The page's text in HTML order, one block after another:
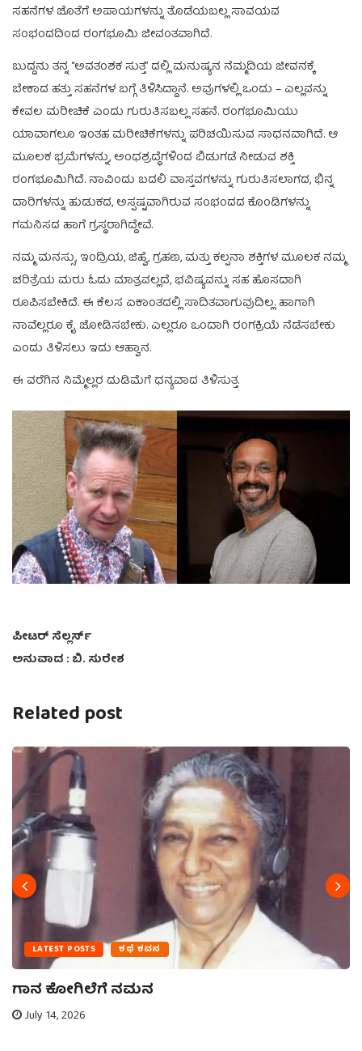
ಸಹನೆಗಳ ಜೊತೆಗೆ ಅಪಾಯಗಳನ್ನು ತೊಡೆಯಬಲ್ಲ ಸಾವಯವ
ಸಂಭಂದದಿಂದ ರಂಗಭೂಮಿ ಜೀವಂತವಾಗಿದೆ.
ಬುದ್ದನು ತನ್ನ “ಅವತಂಶಕ ಸುತ್ತ” ದಲ್ಲಿ ಮನುಷ್ಯನ ನೆಮ್ಮದಿಯ ಜೀವನಕ್ಕೆ
ಬೇಕಾದ ಹತ್ತು ಸಹನೆಗಳ ಬಗ್ಗೆ ತಿಳಿಸಿದ್ದಾನೆ. ಅವುಗಳಲ್ಲಿ ಒಂದು – ಎಲ್ಲವನ್ನು
ಕೇವಲ ಮರೀಚಿಕೆ ಎಂದು ಗುರುತಿಸಬಲ್ಲ ಸಹನೆ. ರಂಗಭೂಮಿಯು
ಯಾವಾಗಲೂ ಇಂತಹ ಮರೀಚಿಕೆಗಳನ್ನು ಪರಿಚಯಿಸುವ ಸಾಧನವಾಗಿದೆ. ಆ
ಮೂಲಕ ಭ್ರಮೆಗಳನ್ನು, ಅಂಧಶ್ರದ್ಧೆಗಳಿಂದ ಬಿಡುಗಡೆ ನೀಡುವ ಶಕ್ತಿ
ರಂಗಭೂಮಿಗಿದೆ. ನಾವಿಂದು ಬದಲಿ ವಾಸ್ತವಗಳನ್ನು ಗುರುತಿಸಲಾಗದ, ಭಿನ್ನ
ದಾರಿಗಳನ್ನು ಹುಡುಕದ, ಅಸ್ಪಷ್ಟವಾಗಿರುವ ಸಂಭಂದದ ಕೊಂಡಿಗಳನ್ನು
ಗಮನಿಸದ ಹಾಗೆ ಗ್ರಸ್ಥರಾಗಿದ್ದೇವೆ.
ನಮ್ಮ ಮನಸ್ಸು, ಇಂದ್ರಿಯ, ಜಿಹ್ವೆ, ಗ್ರಹಣ, ಮತ್ತು ಕಲ್ಪನಾ ಶಕ್ತಿಗಳ ಮೂಲಕ ನಮ್ಮ
ಚರಿತ್ರೆಯ ಮರು ಓದು ಮಾತ್ರವಲ್ಲದೆ, ಭವಿಷ್ಯವನ್ನು ಸಹ ಹೊಸದಾಗಿ
ರೂಪಿಸಬೇಕಿದೆ. ಈ ಕೆಲಸ ಏಕಾಂತದಲ್ಲಿ ಸಾದಿತವಾಗುವುದಿಲ್ಲ. ಹಾಗಾಗಿ
ನಾವೆಲ್ಲರೂ ಕೈ ಜೋಡಿಸಬೇಕು. ಎಲ್ಲರೂ ಒಂದಾಗಿ ರಂಗಕ್ರಿಯೆ ನೆಡೆಸಬೇಕು
ಎಂದು ತಿಳಿಸಲು ಇದು ಆಹ್ವಾನ.
ಈ ವರೆಗಿನ ನಿಮ್ಮೆಲ್ಲರ ದುಡಿಮೆಗೆ ಧನ್ಯವಾದ ತಿಳಿಸುತ್ತ.
ಪೀಟರ್ ಸೆಲ್ಲರ್ಸ್
ಅನುವಾದ : ಬಿ. ಸುರೇಶ
Related post
LATEST POSTS ಕಥೆ ಕವನ
ಗಾನ ಕೋಗಿಲೆಗೆ ನಮನ
July 14, 2026